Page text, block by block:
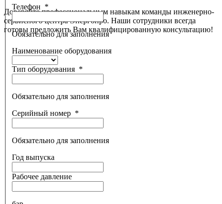
Доверяйте профессиональным навыкам команды инженерно-
сервисного центра Энергопро. Наши сотрудники всегда
готовы предложить Вам квалифицированную консультацию!
Телефон *
Обязательно для заполнения
Наименование оборудования
Тип оборудования *
Обязательно для заполнения
Серийный номер *
Обязательно для заполнения
Год выпуска
Рабочее давление